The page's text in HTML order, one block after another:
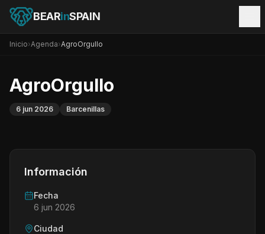
BEARinSPAIN
Inicio›Agenda›AgroOrgullo
AgroOrgullo
6 jun 2026 Barcenillas
Información
Fecha
6 jun 2026
Ciudad